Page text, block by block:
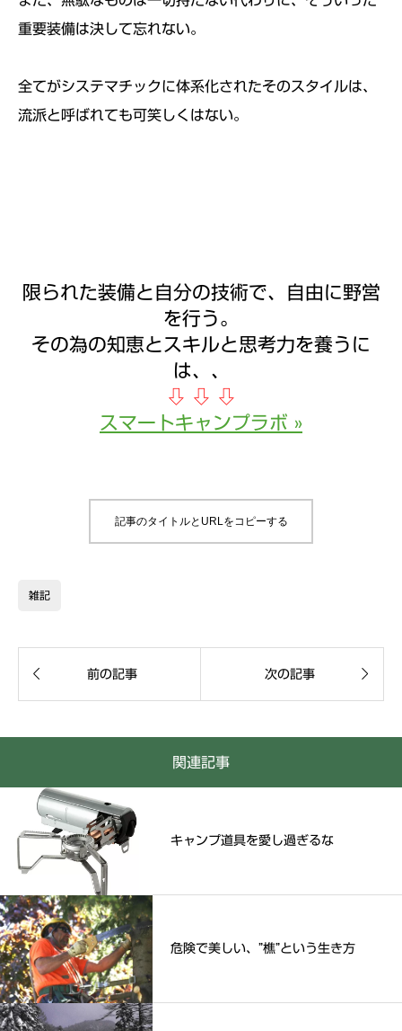
重要装備は決して忘れない。
全てがシステマチックに体系化されたそのスタイルは、
流派と呼ばれても可笑しくはない。
限られた装備と自分の技術で、自由に野営
を行う。
その為の知恵とスキルと思考力を養うに
は、、
⇩ ⇩ ⇩
スマートキャンプラボ »
記事のタイトルとURLをコピーする
雑記
 前の記事 次の記事 
関連記事
キャンプ道具を愛し過ぎるな
危険で美しい、”樵”という生き方